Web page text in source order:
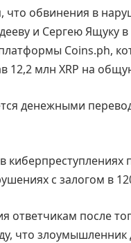
что обвинения в
и Сергею Ящуку
Coins.ph,
12,2 млн XRP на
денежными
с залогом в
после
что